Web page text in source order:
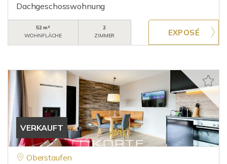
Dachgeschosswohnung
52 m²
WOHNFLÄCHE
2
ZIMMER
VERKAUFT
Oberstaufen